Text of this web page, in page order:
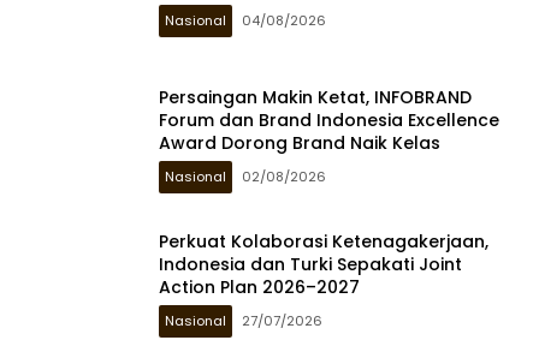
Nasional 04/08/2026
Persaingan Makin Ketat, INFOBRAND
Forum dan Brand Indonesia Excellence
Award Dorong Brand Naik Kelas
Nasional 02/08/2026
Perkuat Kolaborasi Ketenagakerjaan,
Indonesia dan Turki Sepakati Joint
Action Plan 2026–2027
Nasional 27/07/2026